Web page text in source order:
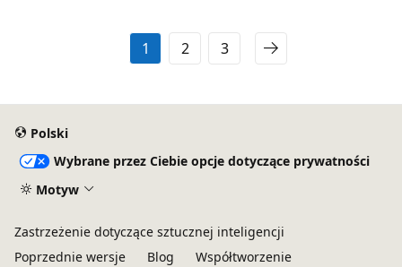
1 2 3
Polski
Wybrane przez Ciebie opcje dotyczące prywatności
Motyw
Zastrzeżenie dotyczące sztucznej inteligencji
Poprzednie wersje
Blog Współtworzenie